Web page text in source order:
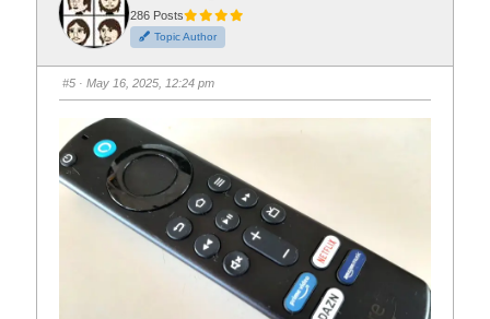
t
h
u
m
d
o
n
.
t
h
u
m
u
p
286 Posts
Topic Author
#5 · May 16, 2025, 12:24 pm